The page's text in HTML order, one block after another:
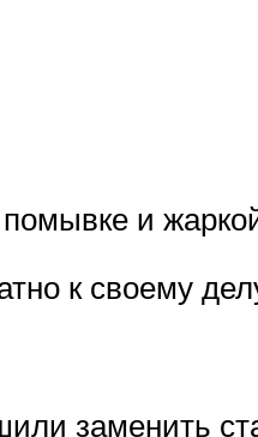
и
к своему
заменить